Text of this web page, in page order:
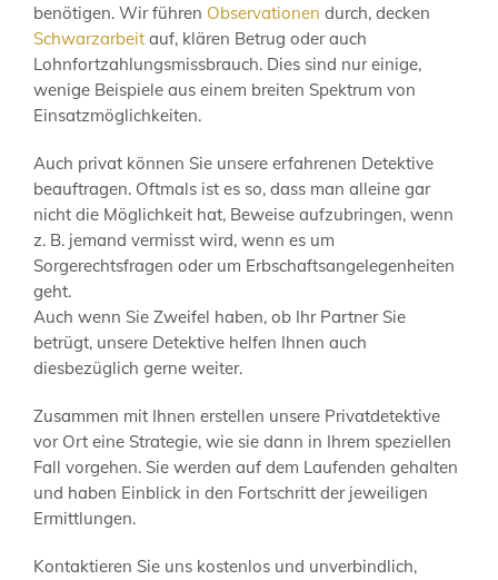
benötigen. Wir führen Observationen durch, decken
Schwarzarbeit auf, klären Betrug oder auch
Lohnfortzahlungsmissbrauch. Dies sind nur einige,
wenige Beispiele aus einem breiten Spektrum von
Einsatzmöglichkeiten.
Auch privat können Sie unsere erfahrenen Detektive
beauftragen. Oftmals ist es so, dass man alleine gar
nicht die Möglichkeit hat, Beweise aufzubringen, wenn
z. B. jemand vermisst wird, wenn es um
Sorgerechtsfragen oder um Erbschaftsangelegenheiten
geht.
Auch wenn Sie Zweifel haben, ob Ihr Partner Sie
betrügt, unsere Detektive helfen Ihnen auch
diesbezüglich gerne weiter.
Zusammen mit Ihnen erstellen unsere Privatdetektive
vor Ort eine Strategie, wie sie dann in Ihrem speziellen
Fall vorgehen. Sie werden auf dem Laufenden gehalten
und haben Einblick in den Fortschritt der jeweiligen
Ermittlungen.
Kontaktieren Sie uns kostenlos und unverbindlich,